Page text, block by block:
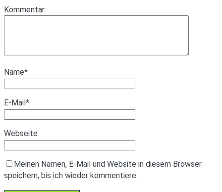
Kommentar
Name*
E-Mail*
Webseite
Meinen Namen, E-Mail und Website in diesem Browser
speichern, bis ich wieder kommentiere.